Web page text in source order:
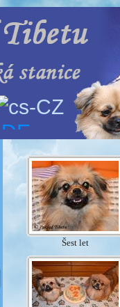
Šest let